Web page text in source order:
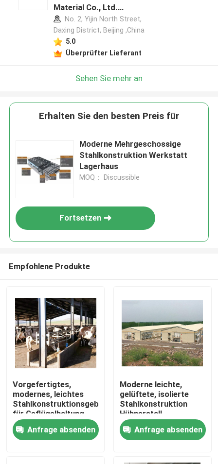
Haus
Produkte
Material Co., Ltd.
Herstellerprofil
No. 2, Yijin North Street,
Daxing District, Beijing ,China
5.0
Überprüfter Lieferant
Sehen Sie mehr an
Erhalten Sie den besten Preis für
Moderne Mehrgeschossige
Stahlkonstruktion Werkstatt
Lagerhaus
MOQ： Discussible
Fortsetzen
Empfohlene Produkte
Vorgefertigtes,
modernes, leichtes
Stahlkonstruktionsgebäude
für Geflügelhaltung,
Hühnerställe,
Viehställe
Anfrage absenden
Moderne leichte,
gelüftete, isolierte
Stahlkonstruktion
Hühnerstall
hocheffiziente
Geflügelzucht
Gewerbliche Zucht
Anfrage absenden